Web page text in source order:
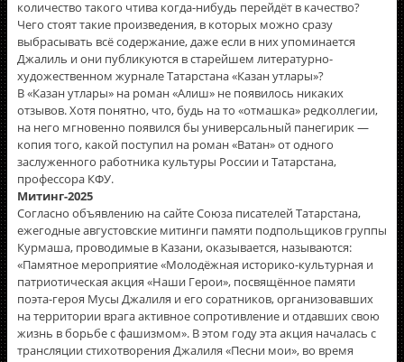
количество такого чтива когда-нибудь перейдёт в качество?
Чего стоят такие произведения, в которых можно сразу
выбрасывать всë содержание, даже если в них упоминается
Джалиль и они публикуются в старейшем литературно-
художественном журнале Татарстана «Казан утлары»?
В «Казан утлары» на роман «Алиш» не появилось никаких
отзывов. Хотя понятно, что, будь на то «отмашка» редколлегии,
на него мгновенно появился бы универсальный панегирик —
копия того, какой поступил на роман «Ватан» от одного
заслуженного работника культуры России и Татарстана,
профессора КФУ.
Митинг-2025
Согласно объявлению на сайте Союза писателей Татарстана,
ежегодные августовские митинги памяти подпольщиков группы
Курмаша, проводимые в Казани, оказывается, называются:
«Памятное мероприятие «Молодёжная историко-культурная и
патриотическая акция «Наши Герои», посвящённое памяти
поэта-героя Мусы Джалиля и его соратников, организовавших
на территории врага активное сопротивление и отдавших свою
жизнь в борьбе с фашизмом». В этом году эта акция началась с
трансляции стихотворения Джалиля «Песни мои», во время